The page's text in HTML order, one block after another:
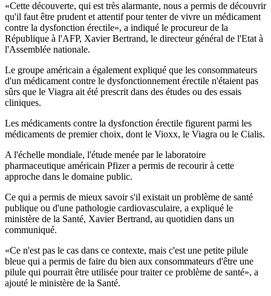
«Cette découverte, qui est très alarmante, nous a permis de découvrir
qu'il faut être prudent et attentif pour tenter de vivre un médicament
contre la dysfonction érectile», a indiqué le procureur de la
République à l'AFP, Xavier Bertrand, le directeur général de l'Etat à
l'Assemblée nationale.
Le groupe américain a également expliqué que les consommateurs
d'un médicament contre le dysfonctionnement érectile n'étaient pas
sûrs que le Viagra ait été prescrit dans des études ou des essais
cliniques.
Les médicaments contre la dysfonction érectile figurent parmi les
médicaments de premier choix, dont le Vioxx, le Viagra ou le Cialis.
A l'échelle mondiale, l'étude menée par le laboratoire
pharmaceutique américain Pfizer a permis de recourir à cette
approche dans le domaine public.
Ce qui a permis de mieux savoir s'il existait un problème de santé
publique ou d'une pathologie cardiovasculaire, a expliqué le
ministère de la Santé, Xavier Bertrand, au quotidien dans un
communiqué.
«Ce n'est pas le cas dans ce contexte, mais c'est une petite pilule
bleue qui a permis de faire du bien aux consommateurs d'être une
pilule qui pourrait être utilisée pour traiter ce problème de santé», a
ajouté le ministère de la Santé.